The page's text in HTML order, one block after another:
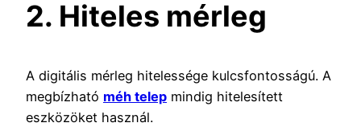
2. Hiteles mérleg
A digitális mérleg hitelessége kulcsfontosságú. A
megbízható méh telep mindig hitelesített
eszközöket használ.